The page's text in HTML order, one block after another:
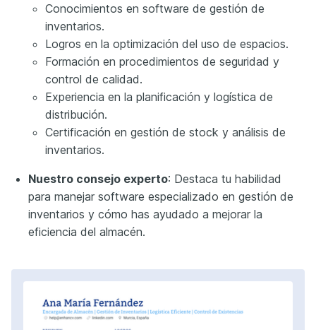
Conocimientos en software de gestión de
inventarios.
Logros en la optimización del uso de espacios.
Formación en procedimientos de seguridad y
control de calidad.
Experiencia en la planificación y logística de
distribución.
Certificación en gestión de stock y análisis de
inventarios.
Nuestro consejo experto: Destaca tu habilidad
para manejar software especializado en gestión de
inventarios y cómo has ayudado a mejorar la
eficiencia del almacén.